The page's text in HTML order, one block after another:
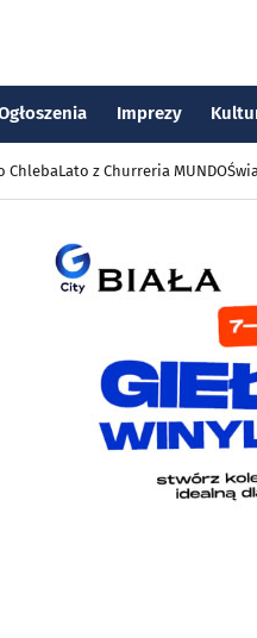
Imprezy
ChlebaLato z Churreria MUNDO